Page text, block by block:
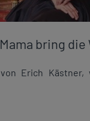
bring die
Erich Kästner,